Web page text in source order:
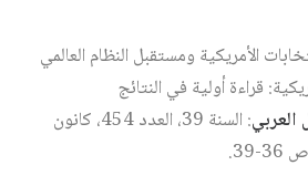
الأمريكية ومستقبل النظام العالمي
قراءة أولية في النتائج
العربي
: السنة 39، العدد 454، كانون